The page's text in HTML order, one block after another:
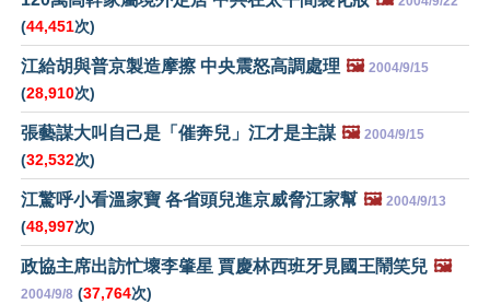
(44,451次)
江給胡與普京製造摩擦 中央震怒高調處理 🖼️ 2004/9/15
(28,910次)
張藝謀大叫自己是「催奔兒」江才是主謀 🖼️ 2004/9/15
(32,532次)
江驚呼小看溫家寶 各省頭兒進京威脅江家幫 🖼️ 2004/9/13
(48,997次)
政協主席出訪忙壞李肇星 賈慶林西班牙見國王鬧笑兒 🖼️
2004/9/8 (37,764次)